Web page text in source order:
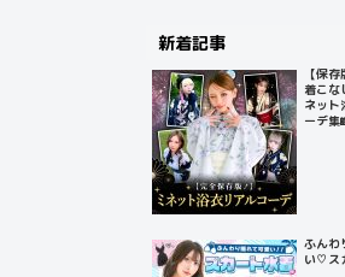
新着記事
【保
着こな
ネット
ーデ集
ふんわ
い♡ス